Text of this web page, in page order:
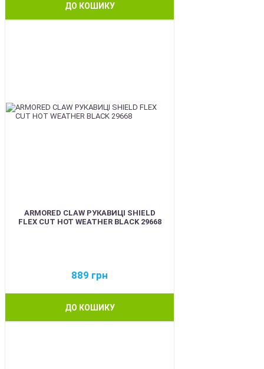
ДО КОШИКУ
ARMORED CLAW РУКАВИЦІ SHIELD
FLEX CUT HOT WEATHER BLACK 29668
889 грн
ДО КОШИКУ